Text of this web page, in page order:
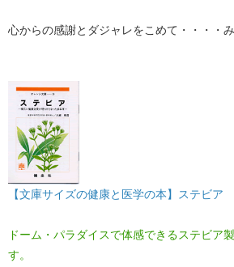
心からの感謝とダジャレをこめて・・・・
【文庫サイズの健康と医学の本】ステビア
ドーム・パラダイスで体感できるステビア
す。